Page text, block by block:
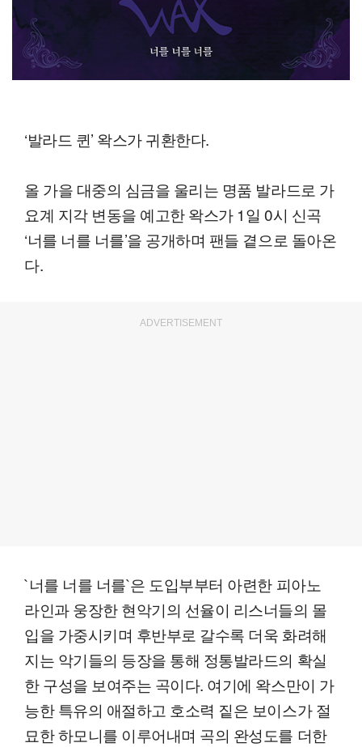
‘발라드 퀸’ 왁스가 귀환한다.
올 가을 대중의 심금을 울리는 명품 발라드로 가
요계 지각 변동을 예고한 왁스가 1일 0시 신곡
‘너를 너를 너를’을 공개하며 팬들 곁으로 돌아온
다.
ADVERTISEMENT
`너를 너를 너를`은 도입부부터 아련한 피아노
라인과 웅장한 현악기의 선율이 리스너들의 몰
입을 가중시키며 후반부로 갈수록 더욱 화려해
지는 악기들의 등장을 통해 정통발라드의 확실
한 구성을 보여주는 곡이다. 여기에 왁스만이 가
능한 특유의 애절하고 호소력 짙은 보이스가 절
묘한 하모니를 이루어내며 곡의 완성도를 더한